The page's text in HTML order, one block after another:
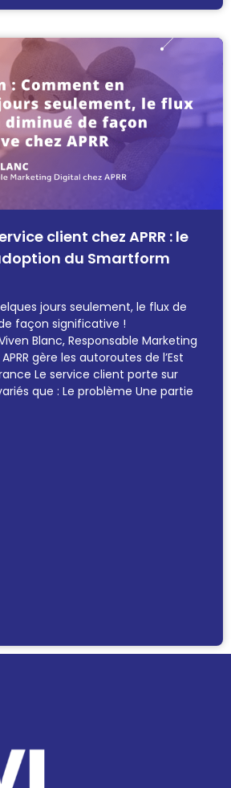
client chez APRR : le
du Smartform
jours seulement, le flux de
façon significative !
Blanc, Responsable Marketing
gère les autoroutes de l’Est
Le service client porte sur
que : Le problème Une partie